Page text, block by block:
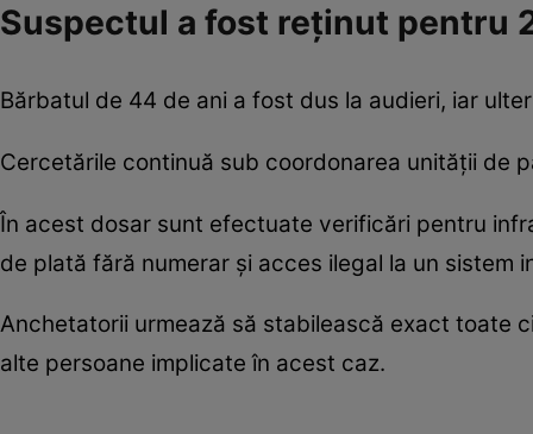
Suspectul a fost reținut pentru
Bărbatul de 44 de ani a fost dus la audieri, iar
Cercetările continuă sub coordonarea unității de
În acest dosar sunt efectuate verificări pentru
de plată fără numerar și acces ilegal la un sistem
Anchetatorii urmează să stabilească exact toate
alte persoane implicate în acest caz.